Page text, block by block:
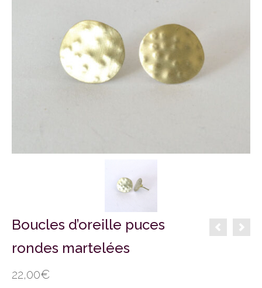
Boucles d’oreille puces
rondes martelées
22,00€